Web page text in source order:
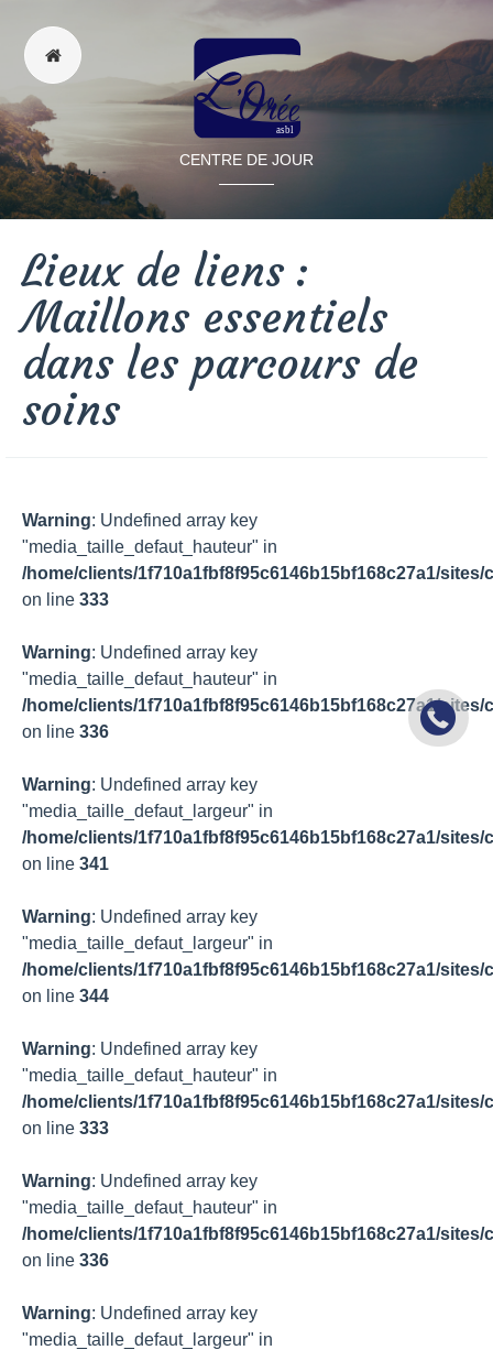
CENTRE DE JOUR
Lieux de liens :
Maillons essentiels
dans les parcours de
soins
Warning: Undefined array key
"media_taille_defaut_hauteur" in
/home/clients/1f710a1fbf8f95c6146b15bf168c27a1/
on line 333
Warning: Undefined array key
"media_taille_defaut_hauteur" in
/home/clients/1f710a1fbf8f95c6146b15bf168c27a1/
on line 336
Warning: Undefined array key
"media_taille_defaut_largeur" in
/home/clients/1f710a1fbf8f95c6146b15bf168c27a1/
on line 341
Warning: Undefined array key
"media_taille_defaut_largeur" in
/home/clients/1f710a1fbf8f95c6146b15bf168c27a1/
on line 344
Warning: Undefined array key
"media_taille_defaut_hauteur" in
/home/clients/1f710a1fbf8f95c6146b15bf168c27a1/
on line 333
Warning: Undefined array key
"media_taille_defaut_hauteur" in
/home/clients/1f710a1fbf8f95c6146b15bf168c27a1/
on line 336
Warning: Undefined array key
"media_taille_defaut_largeur" in